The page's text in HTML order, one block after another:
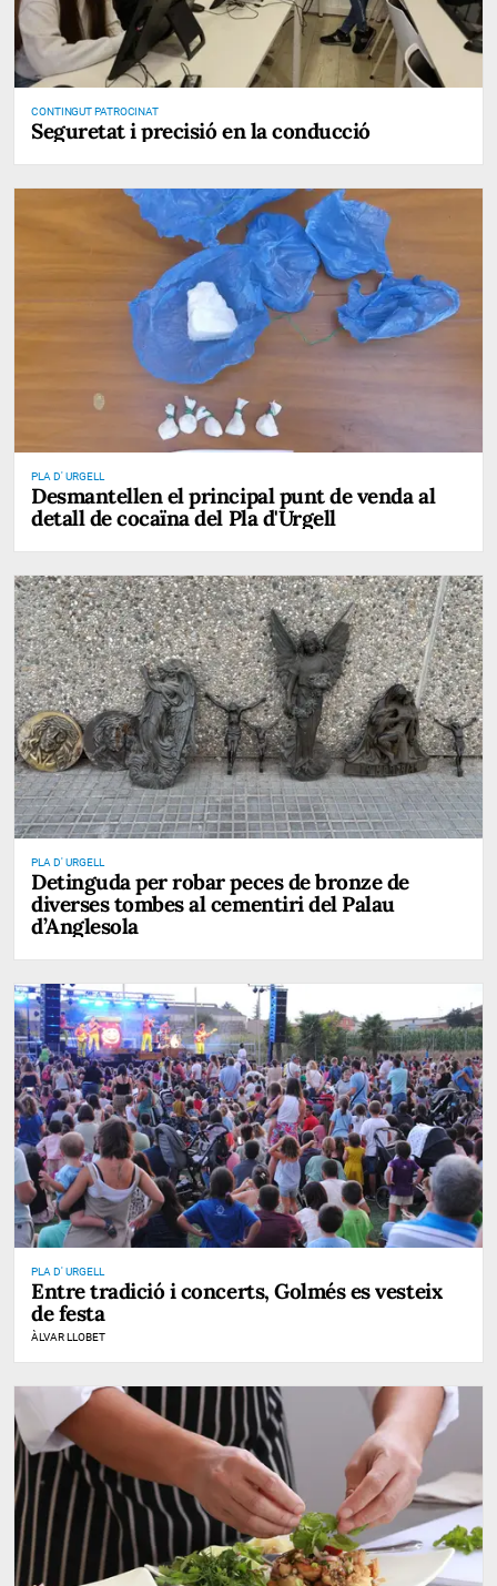
CONTINGUT PATROCINAT
Seguretat i precisió en la conducció
PLA D' URGELL
Desmantellen el principal punt de venda al
detall de cocaïna del Pla d'Urgell
PLA D' URGELL
Detinguda per robar peces de bronze de
diverses tombes al cementiri del Palau
d’Anglesola
PLA D' URGELL
Entre tradició i concerts, Golmés es vesteix
de festa
ÀLVAR LLOBET